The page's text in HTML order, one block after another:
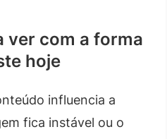
ver com a forma
hoje
influencia a
fica instável ou o